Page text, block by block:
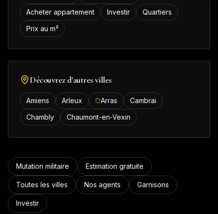
Acheter appartement
Investir
Quartiers
Prix au m²
Découvrez d'autres villes
Amiens Arleux Arras
Cambrai
Chambly
Chaumont-en-Vexin
Mutation militaire Estimation gratuite
Toutes les villes Nos agents Garnisons
Investir